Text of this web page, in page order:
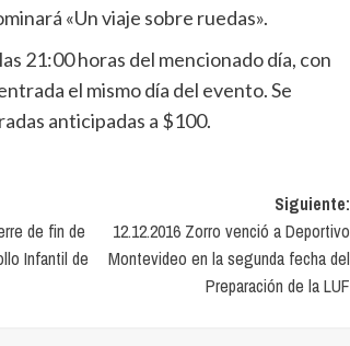
«Un viaje sobre ruedas».
21:00 horas del mencionado día, con
el mismo día del evento. Se
anticipadas a $100.
de fin de
Infantil de
Siguiente:
12.12.2016 Zorro venció a Deportivo
Montevideo en la segunda fecha del
Preparación de la LUF